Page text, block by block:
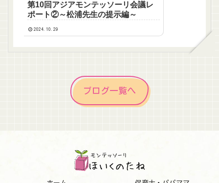
第10回アジアモンテッソーリ会議レ
ポート②～松浦先生の提示編～
2024.10.29
ブログ一覧へ